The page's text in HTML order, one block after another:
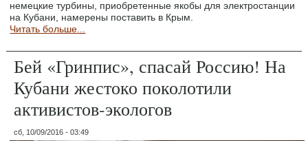
немецкие турбины, приобретенные якобы для электростанции
на Кубани, намерены поставить в Крым.
Читать больше...
Бей «Гринпис», спасай Россию! На
Кубани жестоко поколотили
активистов-экологов
сб, 10/09/2016 - 03:49